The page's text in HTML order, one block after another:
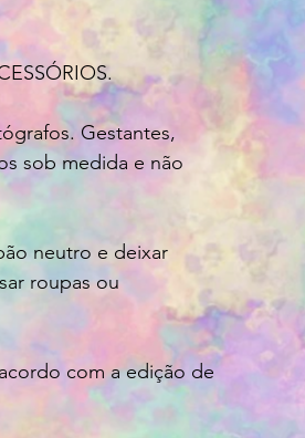
Gestantes,
sob medida e não
neutro e deixar
roupas ou
com a edição de